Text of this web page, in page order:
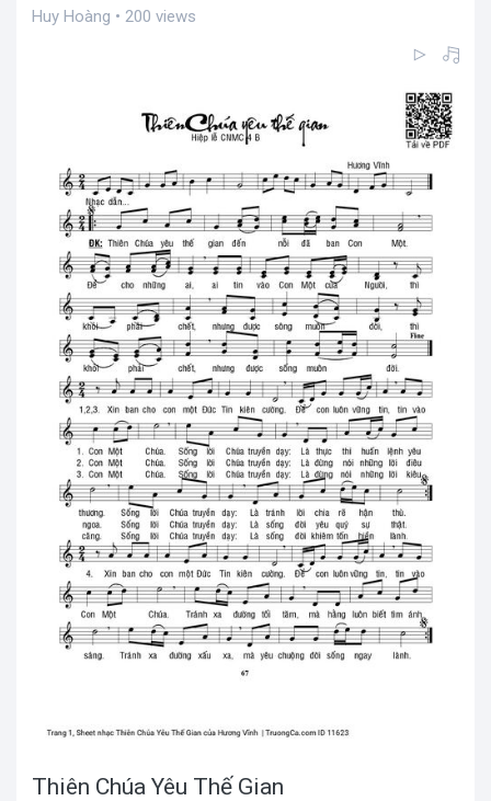
Huy Hoàng • 200 views
Thiên Chúa Yêu Thế Gian